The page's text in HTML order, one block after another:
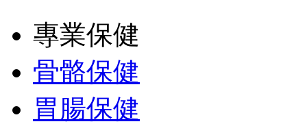
專業保健
骨骼保健
胃腸保健